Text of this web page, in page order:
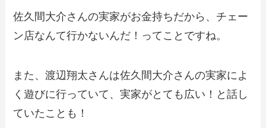
佐久間大介さんの実家がお金持ちだから、チェー
ン店なんて行かないんだ！ってことですね。
また、渡辺翔太さんは佐久間大介さんの実家によ
く遊びに行っていて、実家がとても広い！と話し
ていたことも！